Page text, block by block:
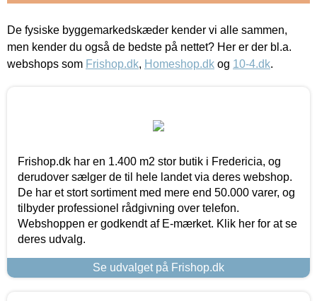
De fysiske byggemarkedskæder kender vi alle sammen,
men kender du også de bedste på nettet? Her er der bl.a.
webshops som Frishop.dk, Homeshop.dk og 10-4.dk.
Frishop.dk har en 1.400 m2 stor butik i Fredericia, og
derudover sælger de til hele landet via deres webshop.
De har et stort sortiment med mere end 50.000 varer, og
tilbyder professionel rådgivning over telefon.
Webshoppen er godkendt af E-mærket. Klik her for at se
deres udvalg.
Se udvalget på Frishop.dk